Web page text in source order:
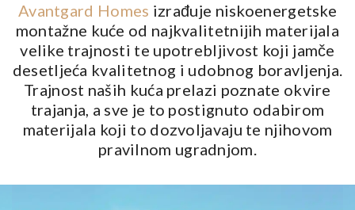
Avantgard Homes izrađuje niskoenergetske
montažne kuće od najkvalitetnijih materijala
velike trajnosti te upotrebljivost koji jamče
desetljeća kvalitetnog i udobnog boravljenja.
Trajnost naših kuća prelazi poznate okvire
trajanja, a sve je to postignuto odabirom
materijala koji to dozvoljavaju te njihovom
pravilnom ugradnjom.